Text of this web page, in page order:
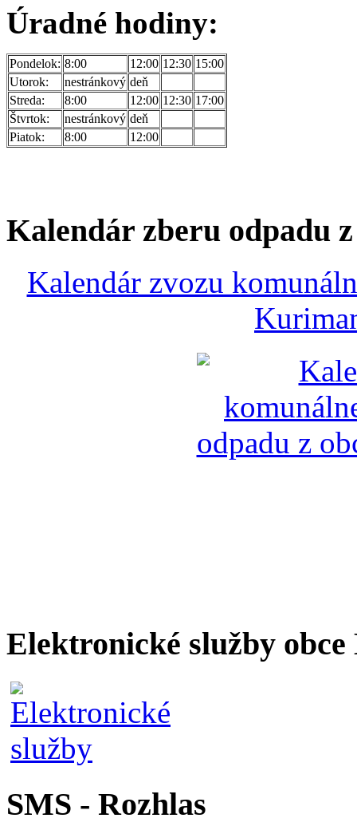
Úradné hodiny:
Pondelok: 8:00 12:00 12:30 15:00
Utorok:
nestránkový deň
Streda:
8:00 12:00 12:30 17:00
Štvrtok:
nestránkový deň
Piatok:
8:00 12:00
Kalendár zberu odpadu
Kalendár zvozu
Elektronické služby
SMS - Rozhlas